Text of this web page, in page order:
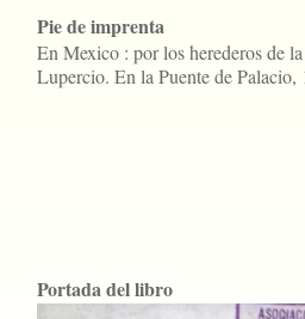
Pie de imprenta
En Mexico : por los herederos de
Lupercio. En la Puente de Palacio,
Portada del libro